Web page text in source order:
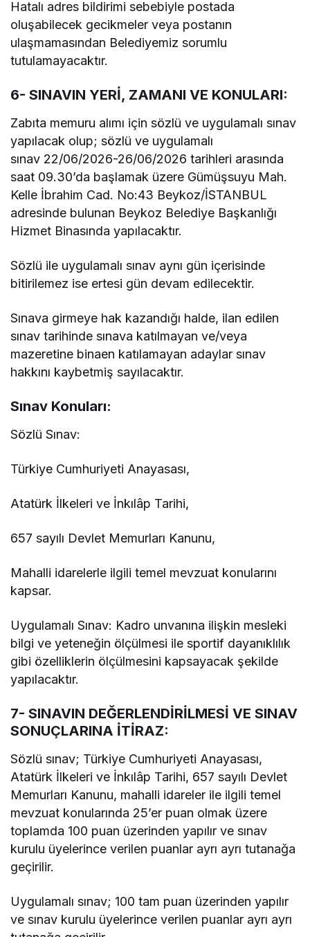
Hatalı adres bildirimi sebebiyle postada
oluşabilecek gecikmeler veya postanın
ulaşmamasından Belediyemiz sorumlu
tutulamayacaktır.
6- SINAVIN YERİ, ZAMANI VE KONULARI:
Zabıta memuru alımı için sözlü ve uygulamalı sınav
yapılacak olup; sözlü ve uygulamalı
sınav 22/06/2026-26/06/2026 tarihleri arasında
saat 09.30’da başlamak üzere Gümüşsuyu Mah.
Kelle İbrahim Cad. No:43 Beykoz/İSTANBUL
adresinde bulunan Beykoz Belediye Başkanlığı
Hizmet Binasında yapılacaktır.
Sözlü ile uygulamalı sınav aynı gün içerisinde
bitirilemez ise ertesi gün devam edilecektir.
Sınava girmeye hak kazandığı halde, ilan edilen
sınav tarihinde sınava katılmayan ve/veya
mazeretine binaen katılamayan adaylar sınav
hakkını kaybetmiş sayılacaktır.
Sınav Konuları:
Sözlü Sınav:
Türkiye Cumhuriyeti Anayasası,
Atatürk İlkeleri ve İnkılâp Tarihi,
657 sayılı Devlet Memurları Kanunu,
Mahalli idarelerle ilgili temel mevzuat konularını
kapsar.
Uygulamalı Sınav: Kadro unvanına ilişkin mesleki
bilgi ve yeteneğin ölçülmesi ile sportif dayanıklılık
gibi özelliklerin ölçülmesini kapsayacak şekilde
yapılacaktır.
7- SINAVIN DEĞERLENDİRİLMESİ VE SINAV
SONUÇLARINA İTİRAZ:
Sözlü sınav; Türkiye Cumhuriyeti Anayasası,
Atatürk İlkeleri ve İnkılâp Tarihi, 657 sayılı Devlet
Memurları Kanunu, mahalli idareler ile ilgili temel
mevzuat konularında 25’er puan olmak üzere
toplamda 100 puan üzerinden yapılır ve sınav
kurulu üyelerince verilen puanlar ayrı ayrı tutanağa
geçirilir.
Uygulamalı sınav; 100 tam puan üzerinden yapılır
ve sınav kurulu üyelerince verilen puanlar ayrı ayrı